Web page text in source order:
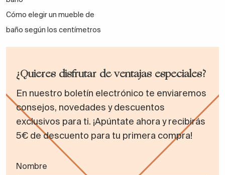
Cómo elegir un mueble de
baño según los centímetros
¿Quieres disfrutar de ventajas especiales?
En nuestro boletín electrónico te enviaremos
consejos, novedades y descuentos
exclusivos para ti. ¡Apúntate ahora y recibirás
5€ de descuento para tu primera compra!
Nombre